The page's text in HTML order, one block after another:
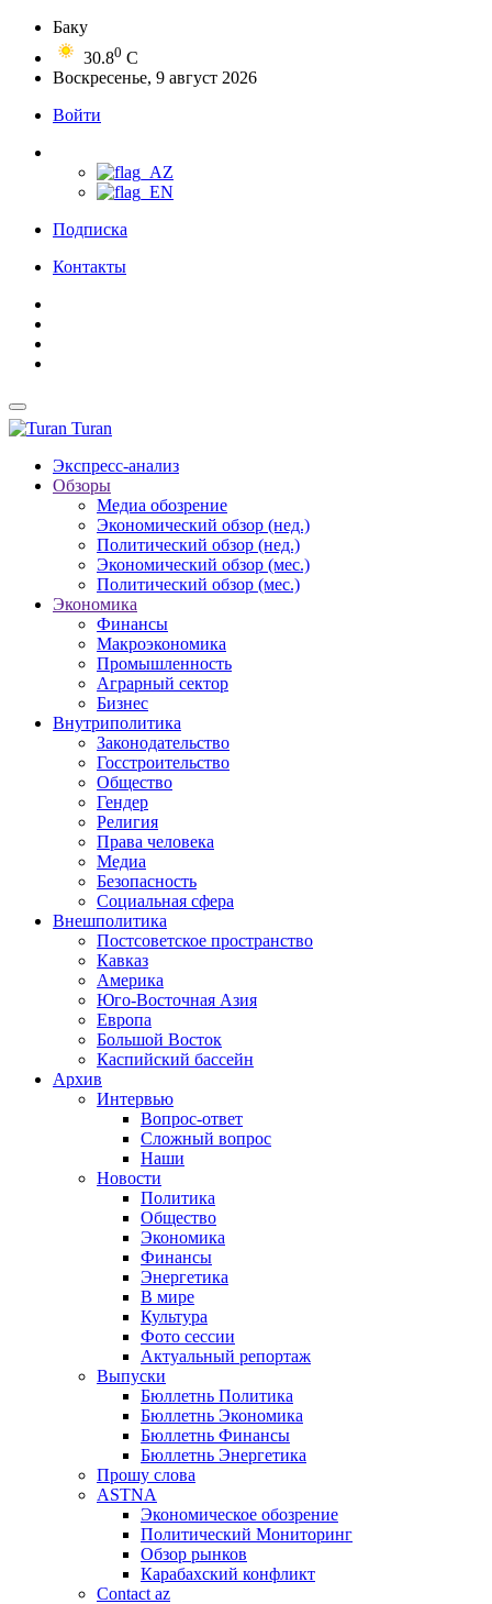
Баку
30.80 C
Воскресенье, 9 август 2026
Войти
Подписка
Контакты
Turan
Экспресс-анализ
Обзоры
Медиа обозрение
Экономический обзор (нед.)
Политический обзор (нед.)
Экономический обзор (мес.)
Политический обзор (мес.)
Экономика
Финансы
Макроэкономика
Промышленность
Аграрный сектор
Бизнес
Внутриполитика
Законодательство
Госстроительство
Общество
Гендер
Религия
Права человека
Медиа
Безопасность
Социальная сфера
Внешполитика
Постсоветское пространство
Кавказ
Америка
Юго-Восточная Азия
Европа
Большой Восток
Каспийский бассейн
Архив
Интервью
Вопрос-ответ
Сложный вопрос
Наши
Новости
Политика
Общество
Экономика
Финансы
Энергетика
В мире
Культура
Фото сессии
Актуальный репортаж
Выпуски
Бюллетнь Политика
Бюллетнь Экономика
Бюллетнь Финансы
Бюллетнь Энергетика
Прошу слова
ASTNA
Экономическое обозрение
Политический Мониторинг
Обзор рынков
Карабахский конфликт
Contact az